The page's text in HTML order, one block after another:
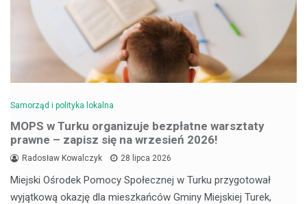
Samorząd i polityka lokalna
MOPS w Turku organizuje bezpłatne warsztaty
prawne – zapisz się na wrzesień 2026!
Radosław Kowalczyk 28 lipca 2026
Miejski Ośrodek Pomocy Społecznej w Turku przygotował
wyjątkową okazję dla mieszkańców Gminy Miejskiej Turek,